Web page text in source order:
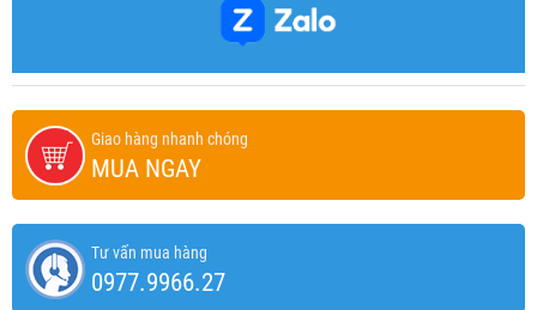
Giao hàng nhanh chóng
MUA NGAY
Tư vấn mua hàng
0977.9966.27